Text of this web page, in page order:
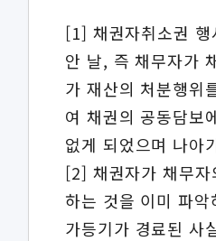
[1] 채권자취소권
안 날, 즉 채무자가
가 재산의 처분행위
여 채권의 공동담보
없게 되었으며 나아
[2] 채권자가 채무
하는 것을 이미 파
가등기가 경료된 사